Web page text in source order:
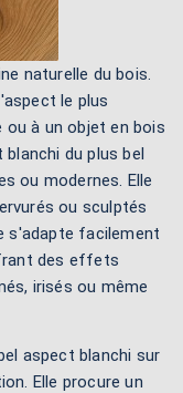
naturelle du bois.
le plus
ou à un objet en bois
du plus bel
ou modernes. Elle
ou sculptés
s'adapte facilement
des effets
irisés ou même
aspect blanchi sur
Elle procure un